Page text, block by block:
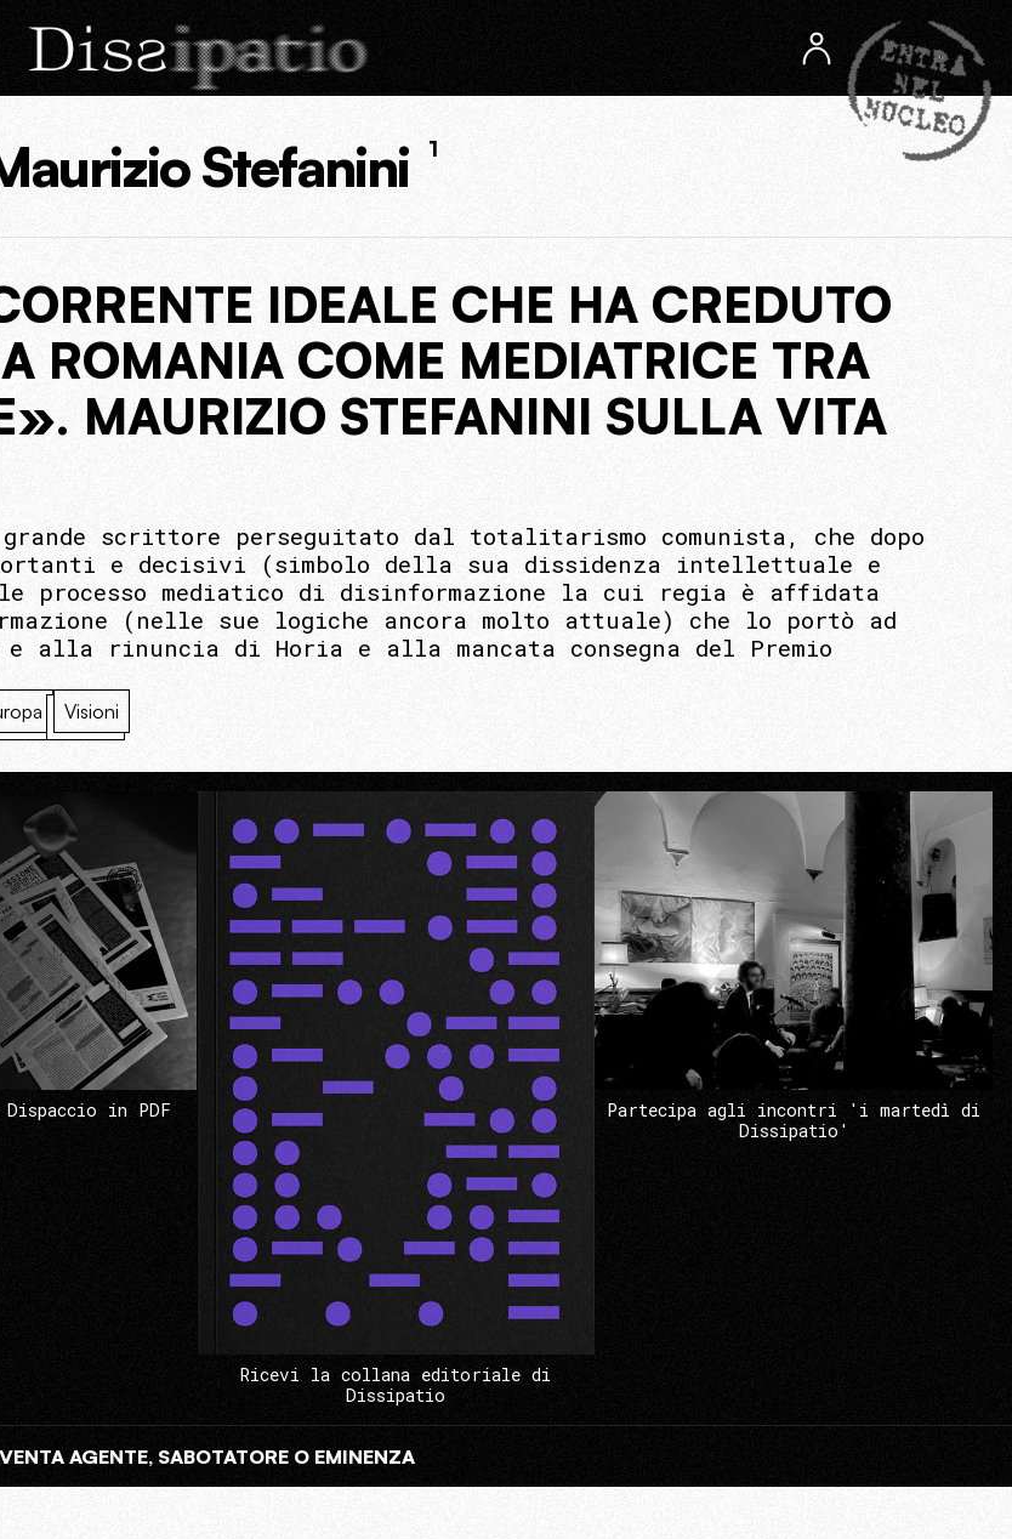
Stefanini 1
IDEALE CHE HA CREDUTO
ROMANIA COME MEDIATRICE TRA
MAURIZIO STEFANINI SULLA VITA
scrittore perseguitato dal totalitarismo comunista, che dopo
e decisivi (simbolo della sua dissidenza intellettuale e
processo mediatico di disinformazione la cui regia è affidata
(nelle sue logiche ancora molto attuale) che lo portò ad
alla rinuncia di Horia e alla mancata consegna del Premio
Visioni
in PDF
Ricevi la collana editoriale di
Dissipatio
Partecipa agli incontri 'i martedì di
Dissipatio'
AGENTE, SABOTATORE O EMINENZA